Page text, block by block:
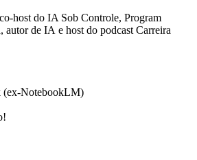
host do IA Sob Controle, Program
autor de IA e host do podcast Carreira
(ex-NotebookLM)